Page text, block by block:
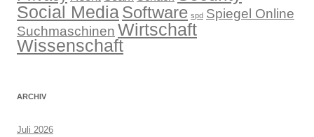
Social MediaSoftware spd Spiegel Online
Suchmaschinen Wirtschaft
Wissenschaft
ARCHIV
Juli 2026